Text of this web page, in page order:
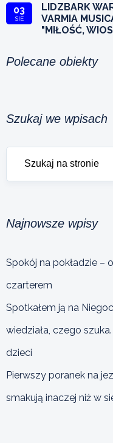
03
SIE
LIDZBARK
VARMIA
"MIŁOŚĆ,
Polecane obiekty
Szukaj we wpisach
Najnowsze wpisy
Spokój na pokładzie
czarterem
Spotkałem ją na
wiedziała, czego
dzieci
Pierwszy poranek na
smakują inaczej niż w